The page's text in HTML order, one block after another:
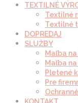
TEXTILNÉ
Textilné
Textilné
DOPREDAJ
SLUŽBY
Maľba
Maľba
Pletené
Pre